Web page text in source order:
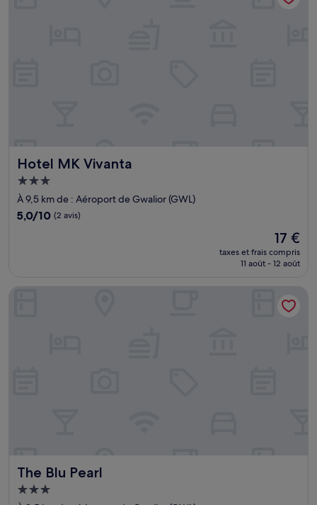
Hotel MK Vivanta
Hotel MK Vivanta
Hébergement
3.0 étoiles
À 9,5 km de : Aéroport de Gwalior (GWL)
5.0
5,0/10 (2 avis)
Le
nouveau
prix
17 €
17 €
taxes et frais compris
11 août - 12 août
The Blu Pearl
The Blu Pearl
Hébergement